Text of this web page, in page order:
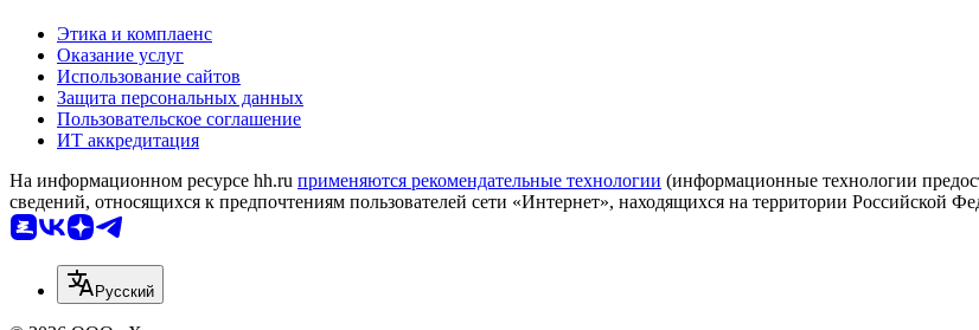
Этика и комплаенс
Оказание услуг
Использование сайтов
Защита персональных данных
Пользовательское соглашение
ИТ аккредитация
На информационном ресурсе hh.ru применяются рекомендательные технологии (информационные технологии
сведений, относящихся к предпочтениям пользователей сети «Интернет», находящихся на территории Российской
Русский